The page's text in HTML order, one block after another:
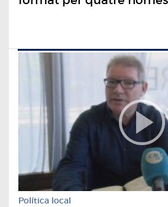
Política local